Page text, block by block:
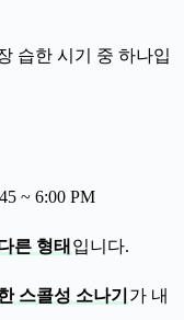
습한 시기 중 하나입
~ 6:00 PM
른 형태 입니다.
스콜성 소나기 가 내